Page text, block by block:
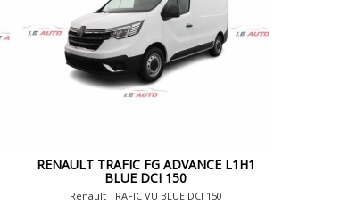
RENAULT TRAFIC FG ADVANCE L1H1
BLUE DCI 150
Renault TRAFIC VU BLUE DCI 150